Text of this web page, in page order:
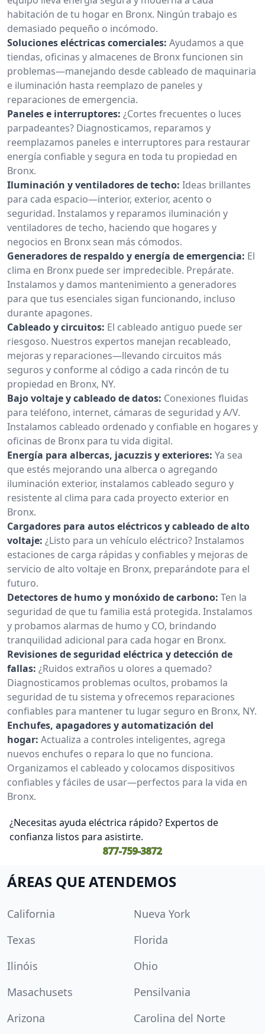
habitación de tu hogar en Bronx. Ningún trabajo es
demasiado pequeño o incómodo.
Soluciones eléctricas comerciales: Ayudamos a que
tiendas, oficinas y almacenes de Bronx funcionen sin
problemas—manejando desde cableado de maquinaria
e iluminación hasta reemplazo de paneles y
reparaciones de emergencia.
Paneles e interruptores: ¿Cortes frecuentes o luces
parpadeantes? Diagnosticamos, reparamos y
reemplazamos paneles e interruptores para restaurar
energía confiable y segura en toda tu propiedad en
Bronx.
Iluminación y ventiladores de techo: Ideas brillantes
para cada espacio—interior, exterior, acento o
seguridad. Instalamos y reparamos iluminación y
ventiladores de techo, haciendo que hogares y
negocios en Bronx sean más cómodos.
Generadores de respaldo y energía de emergencia: El
clima en Bronx puede ser impredecible. Prepárate.
Instalamos y damos mantenimiento a generadores
para que tus esenciales sigan funcionando, incluso
durante apagones.
Cableado y circuitos: El cableado antiguo puede ser
riesgoso. Nuestros expertos manejan recableado,
mejoras y reparaciones—llevando circuitos más
seguros y conforme al código a cada rincón de tu
propiedad en Bronx, NY.
Bajo voltaje y cableado de datos: Conexiones fluidas
para teléfono, internet, cámaras de seguridad y A/V.
Instalamos cableado ordenado y confiable en hogares y
oficinas de Bronx para tu vida digital.
Energía para albercas, jacuzzis y exteriores: Ya sea
que estés mejorando una alberca o agregando
iluminación exterior, instalamos cableado seguro y
resistente al clima para cada proyecto exterior en
Bronx.
Cargadores para autos eléctricos y cableado de alto
voltaje: ¿Listo para un vehículo eléctrico? Instalamos
estaciones de carga rápidas y confiables y mejoras de
servicio de alto voltaje en Bronx, preparándote para el
futuro.
Detectores de humo y monóxido de carbono: Ten la
seguridad de que tu familia está protegida. Instalamos
y probamos alarmas de humo y CO, brindando
tranquilidad adicional para cada hogar en Bronx.
Revisiones de seguridad eléctrica y detección de
fallas: ¿Ruidos extraños u olores a quemado?
Diagnosticamos problemas ocultos, probamos la
seguridad de tu sistema y ofrecemos reparaciones
confiables para mantener tu lugar seguro en Bronx, NY.
Enchufes, apagadores y automatización del
hogar: Actualiza a controles inteligentes, agrega
nuevos enchufes o repara lo que no funciona.
Organizamos el cableado y colocamos dispositivos
confiables y fáciles de usar—perfectos para la vida en
Bronx.
¿Necesitas ayuda eléctrica rápido? Expertos de
confianza listos para asistirte.
877-759-3872
ÁREAS QUE ATENDEMOS
California
Nueva York
Texas
Florida
Ilinóis
Ohio
Masachusets
Pensilvania
Arizona
Carolina del Norte